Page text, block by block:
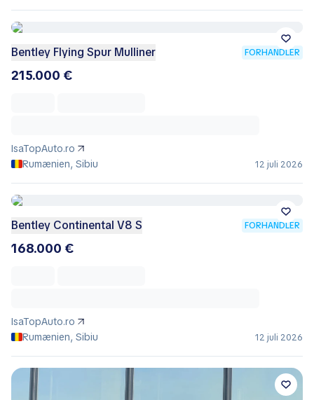
Bentley Flying Spur Mulliner FORHANDLER
215.000 €
IsaTopAuto.ro
Rumænien, Sibiu
12 juli 2026
Bentley Continental V8 S FORHANDLER
168.000 €
IsaTopAuto.ro
Rumænien, Sibiu
12 juli 2026